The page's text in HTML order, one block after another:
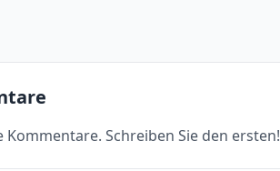
Kommentare. Schreiben Sie den ersten!